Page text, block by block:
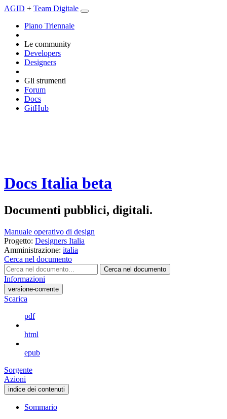
AGID + Team Digitale
Piano Triennale
Le community
Developers
Designers
Gli strumenti
Forum
Docs
GitHub
Docs Italia beta
Documenti pubblici, digitali.
Manuale operativo di design
Progetto: Designers Italia
Amministrazione: italia
Cerca nel documento
Cerca nel documento
Informazioni
versione-corrente
Scarica
pdf
html
epub
Sorgente
Azioni
indice dei contenuti
Sommario